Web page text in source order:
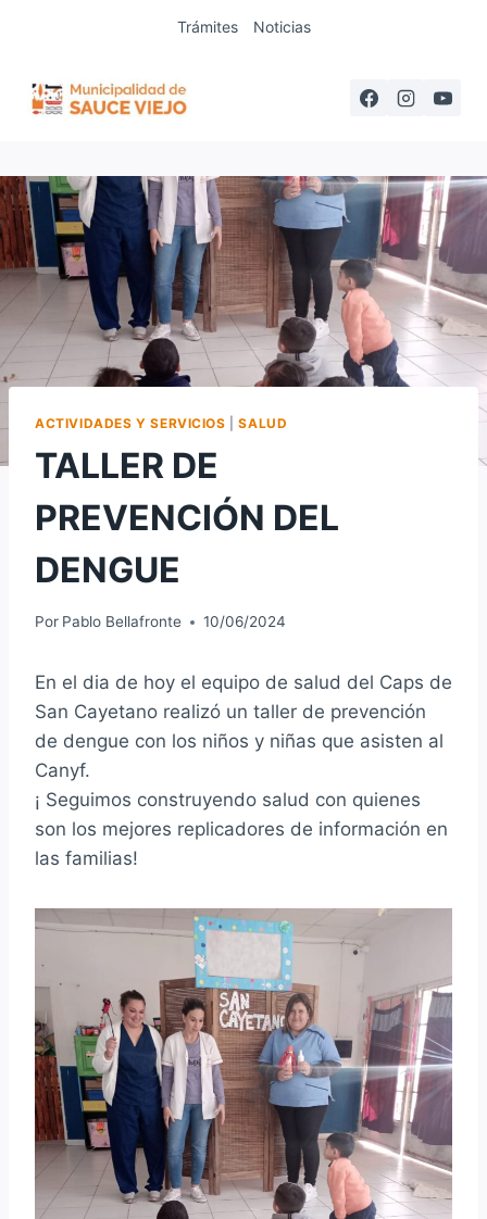
Trámites Noticias
ACTIVIDADES Y SERVICIOS |SALUD
TALLER DE
PREVENCIÓN DEL
DENGUE
Por Pablo Bellafronte 10/06/2024
En el dia de hoy el equipo de salud del Caps de
San Cayetano realizó un taller de prevención
de dengue con los niños y niñas que asisten al
Canyf.
¡ Seguimos construyendo salud con quienes
son los mejores replicadores de información en
las familias!